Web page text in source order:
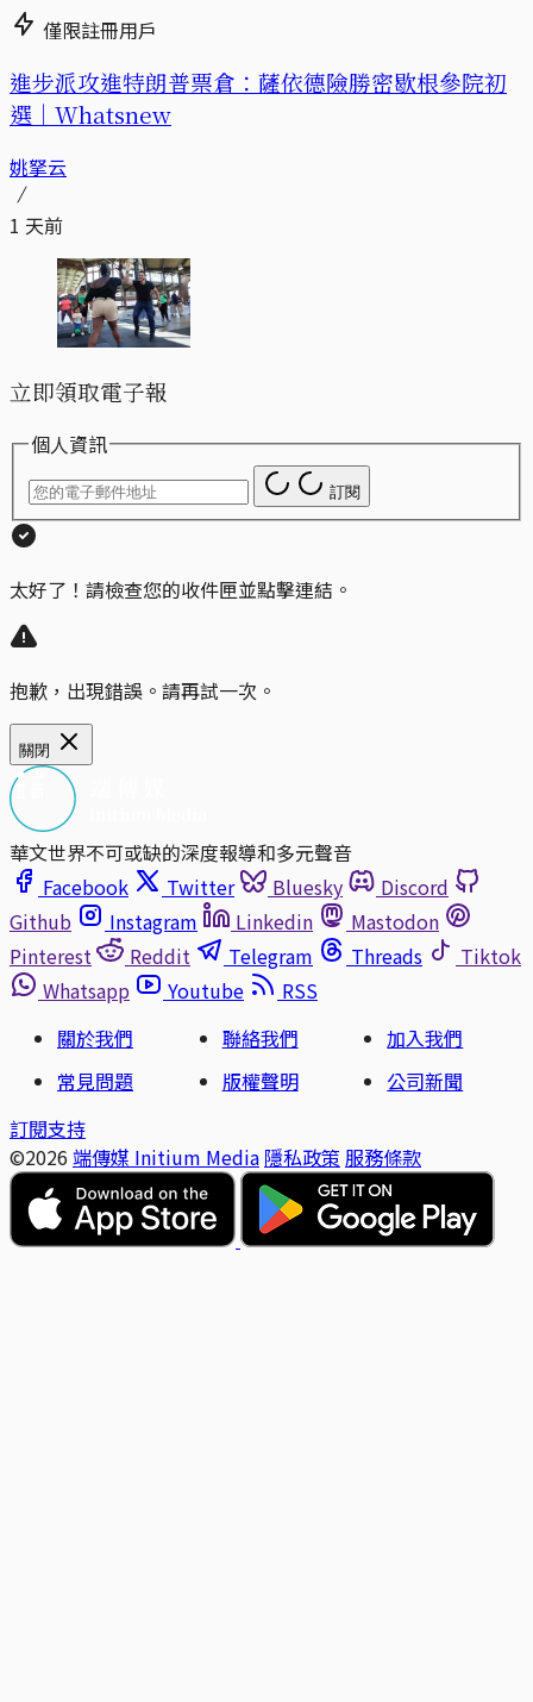
僅限註冊用戶
進步派攻進特朗普票倉：薩依德險勝密歇根參院初
選｜Whatsnew
姚拏云
1 天前
立即領取電子報
個人資訊
訂閱
太好了！請檢查您的收件匣並點擊連結。
抱歉，出現錯誤。請再試一次。
關閉
華文世界不可或缺的深度報導和多元聲音
Facebook
Twitter Bluesky
Discord
Github
Instagram Linkedin
Mastodon
Pinterest
Reddit Telegram Threads
Tiktok
Whatsapp
Youtube
RSS
關於我們
聯絡我們
加入我們
常見問題
版權聲明
公司新聞
訂閱支持
©2026 端傳媒 Initium Media 隱私政策 服務條款